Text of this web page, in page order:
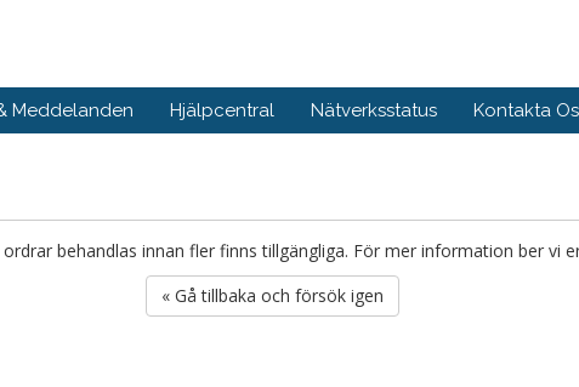
Meddelanden Hjälpcentral Nätverksstatus Kontakta
behandlas innan fler finns tillgängliga. För mer information ber vi
« Gå tillbaka och försök igen